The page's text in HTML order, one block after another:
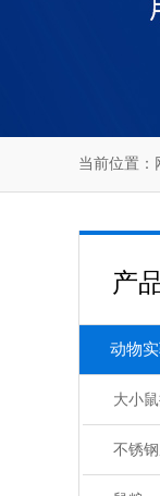
当前位置：
产
动物
大小
不锈